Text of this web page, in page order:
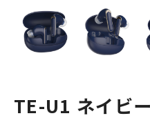
TE-U1 ネイビ